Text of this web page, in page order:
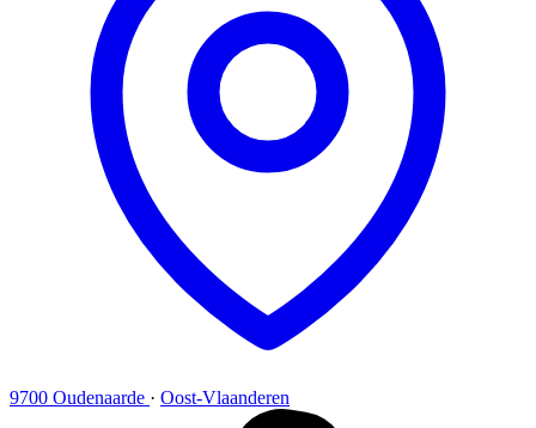
9700 Oudenaarde · Oost-Vlaanderen